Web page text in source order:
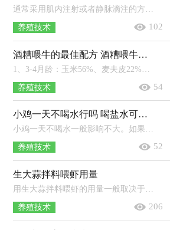
养殖技术 102
酒糟喂牛的最佳配方 酒糟喂牛有什么作用
养殖技术 54
小鸡一天不喝水行吗 喝盐水可以防啄毛吗
小鸡一天不喝水一般影响不大。如果出现一天不喝水且伴随着精神不佳、没有食欲等现象，应该采取相应措施进行治疗。雏鸡出壳后先饮水...
养殖技术 52
生大蒜拌料喂虾用量
用生大蒜拌料喂虾的用量一般取决于饵料的量，以10斤饵料为例，一般可以拌1两大蒜。用生大蒜拌料喂虾的注意事项：放养对虾25天之后可每...
养殖技术 206